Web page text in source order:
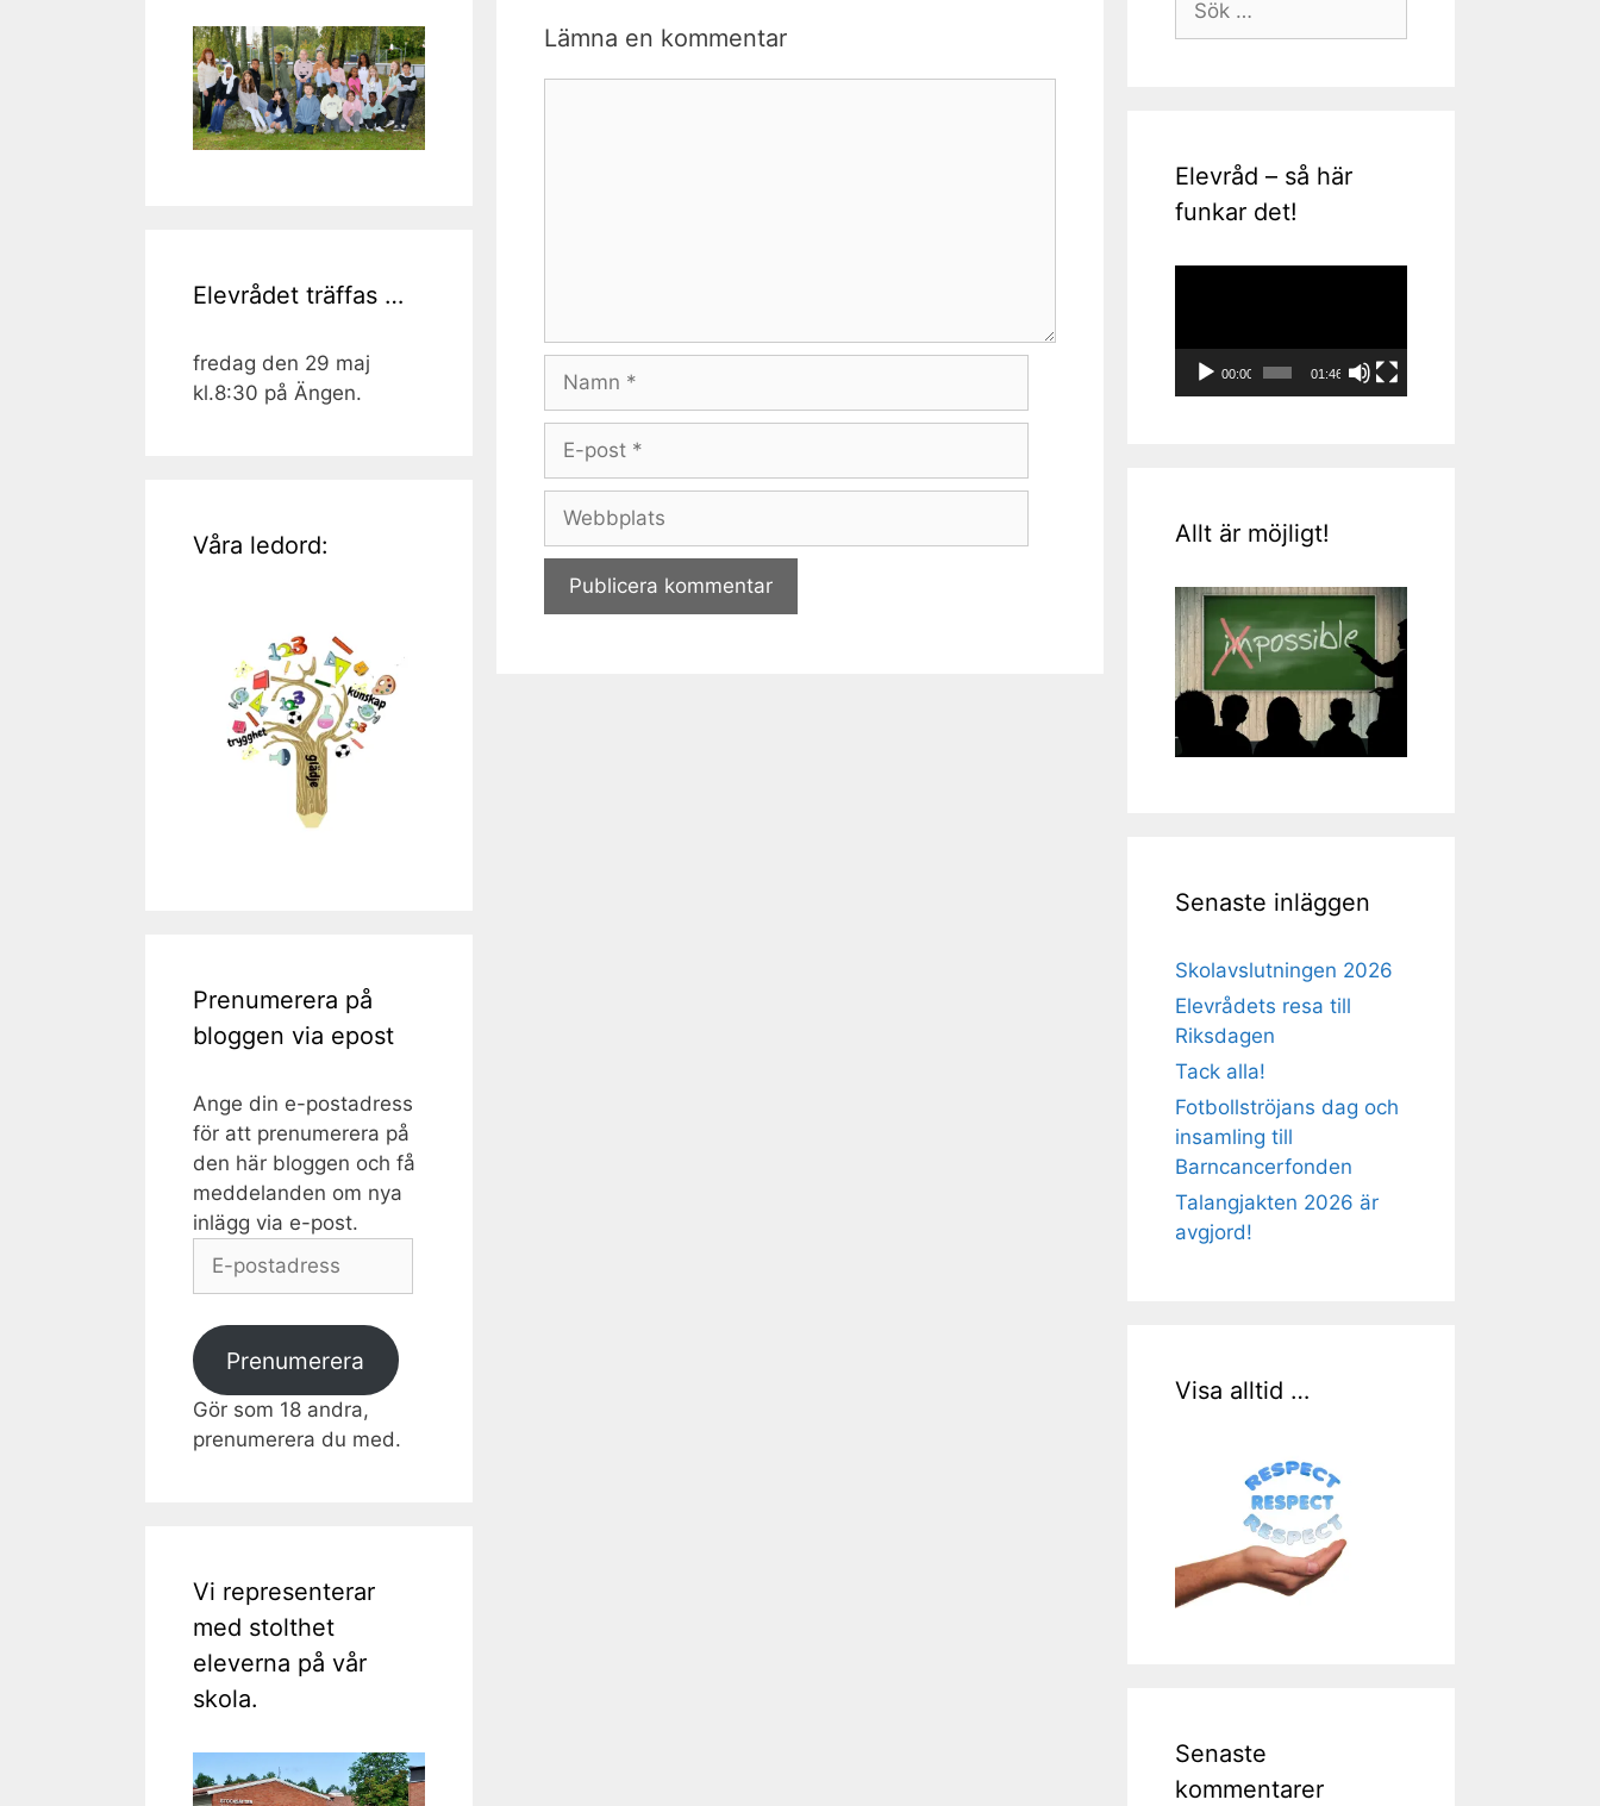
Lämna en kommentar
Namn
Webbplats
Elevrådet träffas …
fredag den 29 maj
kl.8:30 på Ängen.
Våra ledord:
Prenumerera på
bloggen via epost
Ange din e-postadress
för att prenumerera på
den här bloggen och få
meddelanden om nya
inlägg via e-post.
postadress
Prenumerera
Gör som 18 andra,
prenumerera du med.
Vi representerar
med stolthet
eleverna på vår
skola.
efter:
Elevråd – så här
funkar det!
00:00 01:46
Allt är möjligt!
Senaste inläggen
Skolavslutningen 2026
Elevrådets resa till
Riksdagen
Tack alla!
Fotbollströjans dag och
insamling till
Barncancerfonden
Talangjakten 2026 är
avgjord!
Visa alltid …
Senaste
kommentarer